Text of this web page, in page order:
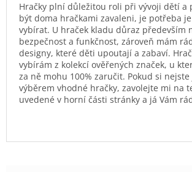
Hračky plní důležitou roli při vývoji dětí a
být doma hračkami zavaleni, je potřeba
vybírat. U hraček kladu důraz především
bezpečnost a funkčnost, zároveň mám
designy, které děti upoutají a zabaví.
vybírám z kolekcí ověřených značek, u
za ně mohu 100% zaručit. Pokud si
výběrem vhodné hračky, zavolejte mi na
uvedené v horní části stránky a já Vám